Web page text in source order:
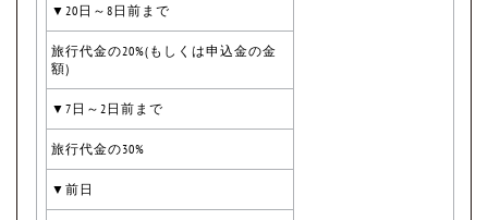
▼20日～8日前まで
旅行代金の20%(もしくは申込金の金
額)
▼7日～2日前まで
旅行代金の30%
▼前日